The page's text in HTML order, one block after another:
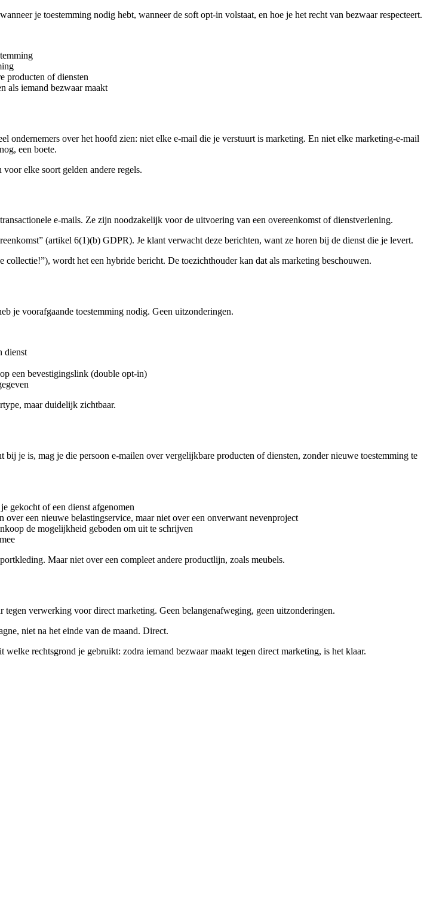
je toestemming nodig hebt, wanneer de soft opt-in volstaat, en hoe je het recht van bezwaar respecteert.
producten of diensten
als iemand bezwaar maakt
over het hoofd zien: niet elke e-mail die je verstuurt is marketing. En niet elke marketing-e-mail
een boete.
elke soort gelden andere regels.
e-mails. Ze zijn noodzakelijk voor de uitvoering van een overeenkomst of dienstverlening.
(artikel 6(1)(b) GDPR). Je klant verwacht deze berichten, want ze horen bij de dienst die je levert.
wordt het een hybride bericht. De toezichthouder kan dat als marketing beschouwen.
je voorafgaande toestemming nodig. Geen uitzonderingen.
dienst
een bevestigingslink (double opt-in)
maar duidelijk zichtbaar.
je is, mag je die persoon e-mailen over vergelijkbare producten of diensten, zonder nieuwe toestemming te
gekocht of een dienst afgenomen
over een nieuwe belastingservice, maar niet over een onverwant nevenproject
de mogelijkheid geboden om uit te schrijven
Maar niet over een compleet andere productlijn, zoals meubels.
verwerking voor direct marketing. Geen belangenafweging, geen uitzonderingen.
niet na het einde van de maand. Direct.
rechtsgrond je gebruikt: zodra iemand bezwaar maakt tegen direct marketing, is het klaar.